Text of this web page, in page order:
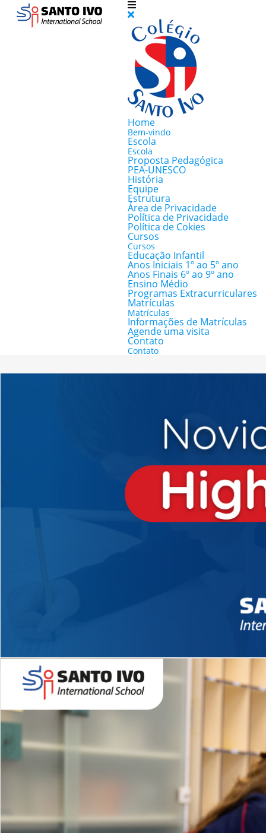
Home
Bem-vindo
Escola
Escola
Proposta Pedagógica
PEA-UNESCO
História
Equipe
Estrutura
Área de Privacidade
Política de Privacidade
Política de Cokies
Cursos
Cursos
Educação Infantil
Anos Iniciais 1º ao 5º ano
Anos Finais 6º ao 9º ano
Ensino Médio
Programas Extracurriculares
Matrículas
Matrículas
Informações de Matrículas
Agende uma visita
Contato
Contato
Novidades 2026 High School
EDUCAÇÃO INFANTIL
Inglês todos os dias